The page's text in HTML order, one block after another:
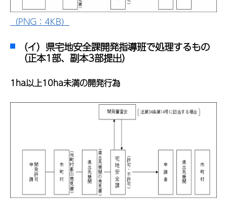
（PNG：4KB）
（イ）県宅地安全課開発指導班で処理するもの
（正本1部、副本3部提出）
1ha以上10ha未満の開発行為